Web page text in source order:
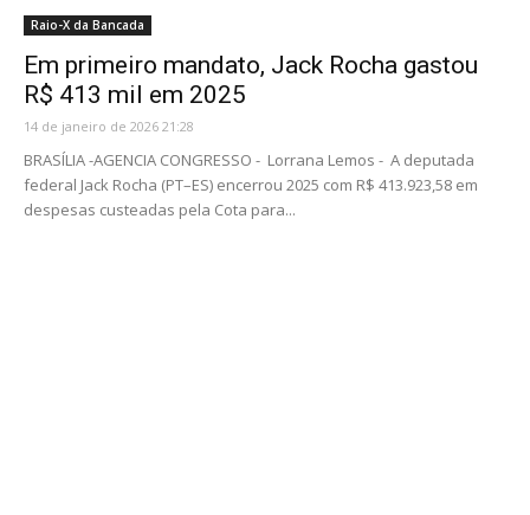
Raio-X da Bancada
Em primeiro mandato, Jack Rocha gastou
R$ 413 mil em 2025
14 de janeiro de 2026 21:28
BRASÍLIA -AGENCIA CONGRESSO - Lorrana Lemos - A deputada
federal Jack Rocha (PT–ES) encerrou 2025 com R$ 413.923,58 em
despesas custeadas pela Cota para...